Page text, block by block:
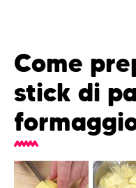
Come
stick di